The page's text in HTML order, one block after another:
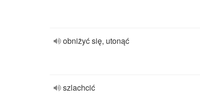
obniżyć się, utonąć
szlachcić